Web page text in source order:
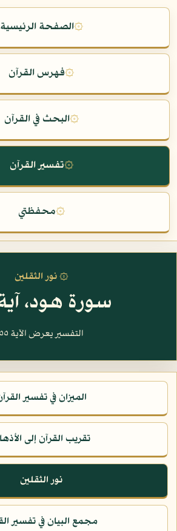
۞الصفحة الرئيسية
۞فهرس القرآن
۞البحث في القرآن
۞تفسير القرآن
۞محفظتي
۞ نور الثقلين
سورة هود، آية
التفسير يعرض الآية ٥٥
الميزان في تفسير
تقريب القرآن إلى
نور الثقلين
مجمع البيان في تفسير